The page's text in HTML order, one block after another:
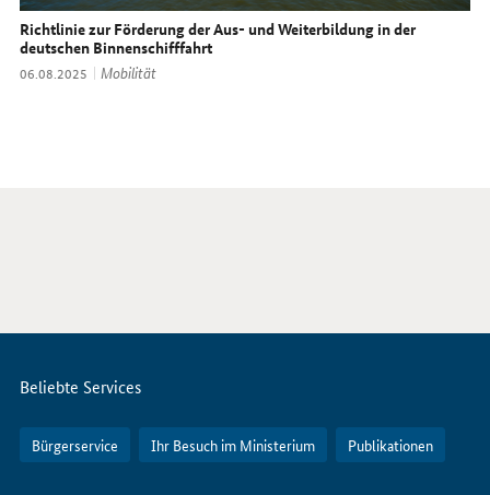
Richtlinie zur Förderung der Aus- und Weiterbildung in der
deutschen Binnenschifffahrt
Datum:
06.08.2025 Thema:
Mobilität
Servicemenü
Beliebte Services
Bürgerservice Ihr Besuch im Ministerium Publikationen